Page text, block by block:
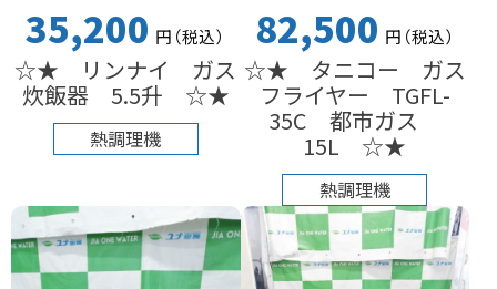
35,200 円（税込）
☆★ リンナイ ガス
炊飯器 5.5升 ☆★
熱調理機
82,500 円（税込）
☆★ タニコー ガス
フライヤー TGFL-
35C 都市ガス
15L ☆★
熱調理機